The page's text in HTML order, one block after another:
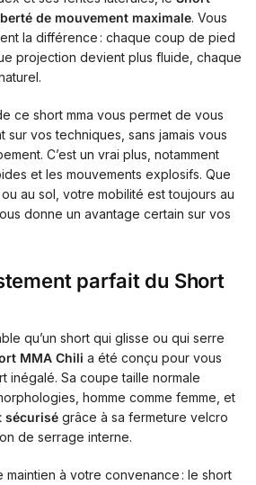
de mouvement maximale. Vous
la différence : chaque coup de pied
projection devient plus fluide, chaque
ce short mma vous permet de vous
sur vos techniques, sans jamais vous
C’est un vrai plus, notamment
et les mouvements explosifs. Que
au sol, votre mobilité est toujours au
donne un avantage certain sur vos
parfait du Short
qu’un short qui glisse ou qui serre
MMA Chili a été conçu pour vous
inégalé. Sa coupe taille normale
homme comme femme, et
sécurisé grâce à sa fermeture velcro
de serrage interne.
maintien à votre convenance : le short